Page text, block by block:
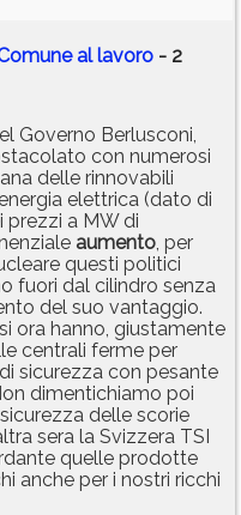
al lavoro - 2
Governo Berlusconi,
con numerosi
delle rinnovabili
elettrica (dato di
prezzi a MW di
aumento, per
questi politici
fuori dal cilindro senza
del suo vantaggio.
ora hanno, giustamente
centrali ferme per
sicurezza con pesante
dimentichiamo poi
delle scorie
sera la Svizzera TSI
quelle prodotte
anche per i nostri ricchi